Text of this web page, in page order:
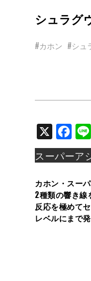
シュラグ
#カホン #シュ
X
スーパーア
カホン・スー
2種類の響き線
反応を極めて
レベルにまで